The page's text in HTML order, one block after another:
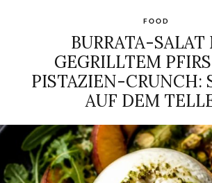
FOOD
BURRATA-
GEGRILLTEM
PISTAZIEN-CRUNCH:
AUF DEM